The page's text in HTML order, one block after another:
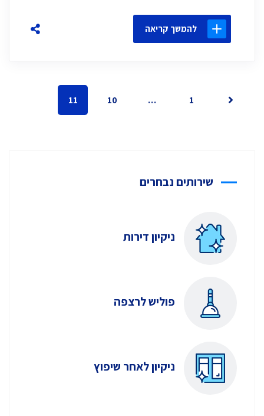
להמשך קריאה
1
…
10
11
שירותים נבחרים
ניקיון דירות
פוליש לרצפה
ניקיון לאחר שיפוץ